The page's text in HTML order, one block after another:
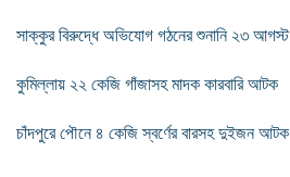
সাক্কুর বিরুদ্ধে অভিযোগ গঠনের শুনানি ২৩ আগস্ট
কুমিল্লায় ২২ কেজি গাঁজাসহ মাদক কারবারি আটক
চাঁদপুরে পৌনে ৪ কেজি স্বর্ণের বারসহ দুইজন আটক